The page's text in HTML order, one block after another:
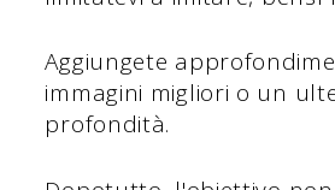
Aggiungete
immagini migliori o un
profondità.